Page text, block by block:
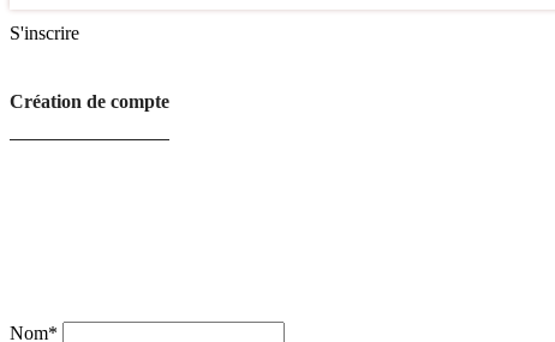
S'inscrire
Création de compte
Nom*